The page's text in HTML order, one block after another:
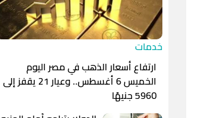
خدمات
ارتفاع أسعار الذهب في مصر اليوم
الخميس 6 أغسطس.. وعيار 21 يقفز إلى
5960 جنيهًا